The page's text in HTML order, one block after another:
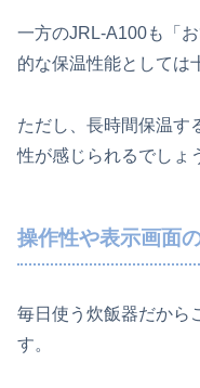
一方のJRL-A100も「
的な保温性能としては
ただし、長時間保温す
性が感じられるでしょ
操作性や表示画面
毎日使う炊飯器だから
す。